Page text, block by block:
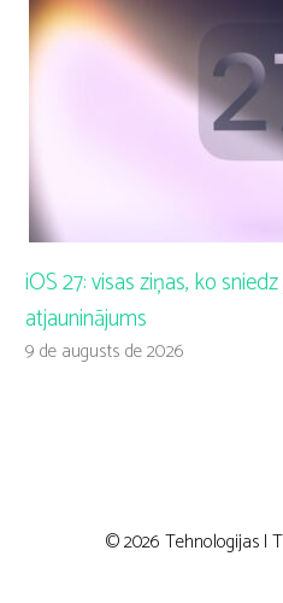
iOS 27: visas ziņas, ko
atjauninājums
9 de augusts de 2026
© 2026 Tehnologijas |